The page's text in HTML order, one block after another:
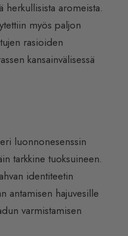
herkullisista aromeista.
myös paljon
rasioiden
kansainvälisessä
luonnonesenssin
tarkkine tuoksuineen.
identiteetin
antamisen hajuvesille
varmistamisen